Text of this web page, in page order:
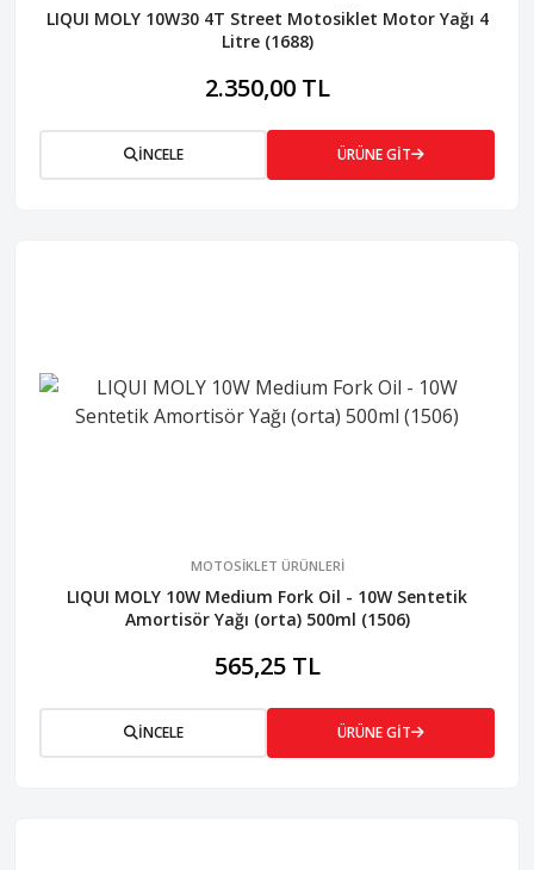
LIQUI MOLY 10W30 4T Street Motosiklet Motor Yağı 4
Litre (1688)
2.350,00 TL
İNCELE ÜRÜNE GİT
MOTOSİKLET ÜRÜNLERİ
LIQUI MOLY 10W Medium Fork Oil - 10W Sentetik
Amortisör Yağı (orta) 500ml (1506)
565,25 TL
İNCELE ÜRÜNE GİT